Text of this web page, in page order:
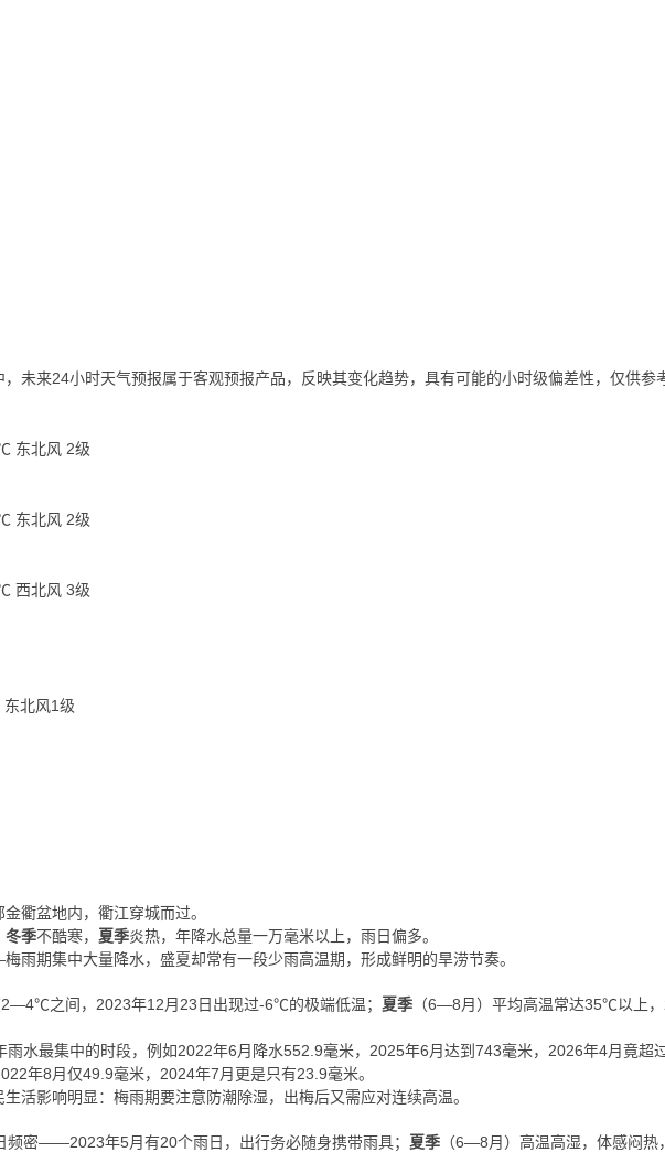
未来24小时天气预报属于客观预报产品，反映其变化趋势，具有可能的小时级偏差性，仅供参
东北风 2级
东北风 2级
西北风 3级
东北风1级
衢盆地内，衢江穿城而过。
冬季不酷寒， 夏季炎热，年降水总量一万毫米以上，雨日偏多。
雨期集中大量降水，盛夏却常有一段少雨高温期，形成鲜明的旱涝节奏。
2—4℃之间，2023年12月23日出现过-6℃的极端低温； 夏季 （6—8月）平均高温常达35℃以上
水最集中的时段，例如2022年6月降水552.9毫米，2025年6月达到743毫米，2026年4月竟超
年8月仅49.9毫米，2024年7月更是只有23.9毫米。
活影响明显：梅雨期要注意防潮除湿，出梅后又需应对连续高温。
频密——2023年5月有20个雨日，出行务必随身携带雨具； 夏季 （6—8月）高温高湿，体感闷